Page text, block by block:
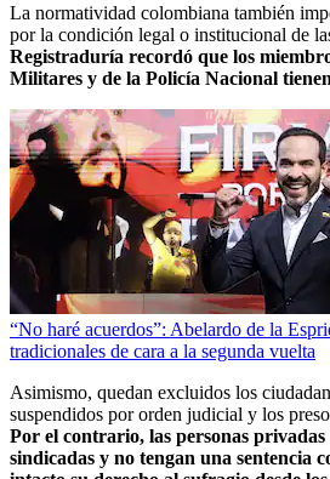
La normatividad colombiana también
por la condición legal o institucional de
Registraduría recordó que los
Militares y de la Policía Nacional
“No haré acuerdos”: Abelardo de la
tradicionales de cara a la segunda vuelta
Asimismo, quedan excluidos los
suspendidos por orden judicial y los
Por el contrario, las personas
sindicadas y no tengan una sentencia